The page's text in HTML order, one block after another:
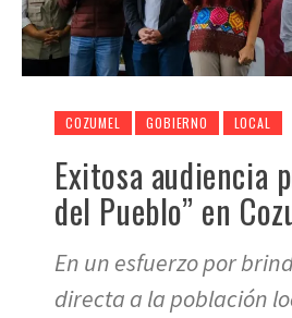
COZUMEL GOBIERNO LOCAL
Exitosa audiencia
del Pueblo” en
En un esfuerzo por
directa a la población